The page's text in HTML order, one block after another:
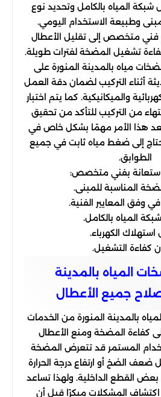
المياه بالكامل وتحديد نوع
وطبيعة الاستخدام اليومي.
فني متخصص إلى تقليل الأعطال
تشغيل المضخة لفترات طويلة.
مياه بالمدينة المنورة على
أثناء التركيب لضمان دقة العمل
والميكانيكية. كما يتم اختبار
من التركيب للتأكد من تحقيق
هذا الأمر مهمًا بشكل خاص في
تحتاج إلى ضغط مياه ثابت في جميع
الطوابق.
بفني متخصص:
المناسبة للمبنى.
وفق المعايير الفنية.
المياه بالكامل.
استهلاك الكهرباء.
كفاءة التشغيل.
المياه بالمدينة
جميع الأعطال
بالمدينة المنورة من الخدمات
كفاءة المضخة ومنع الأعطال
المستمر قد تتعرض المضخة
الضخ أو ارتفاع درجة الحرارة
بعض القطع الداخلية. ولهذا تساعد
اكتشاف المشكلات مبكرًا قبل أن